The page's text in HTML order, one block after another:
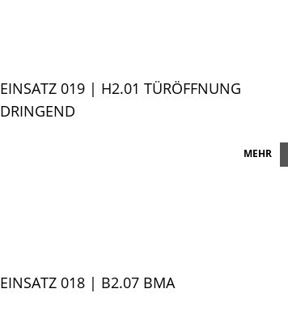
EINSATZ 019 | H2.01 TÜRÖFFNUNG
DRINGEND
MEHR
EINSATZ 018 | B2.07 BMA